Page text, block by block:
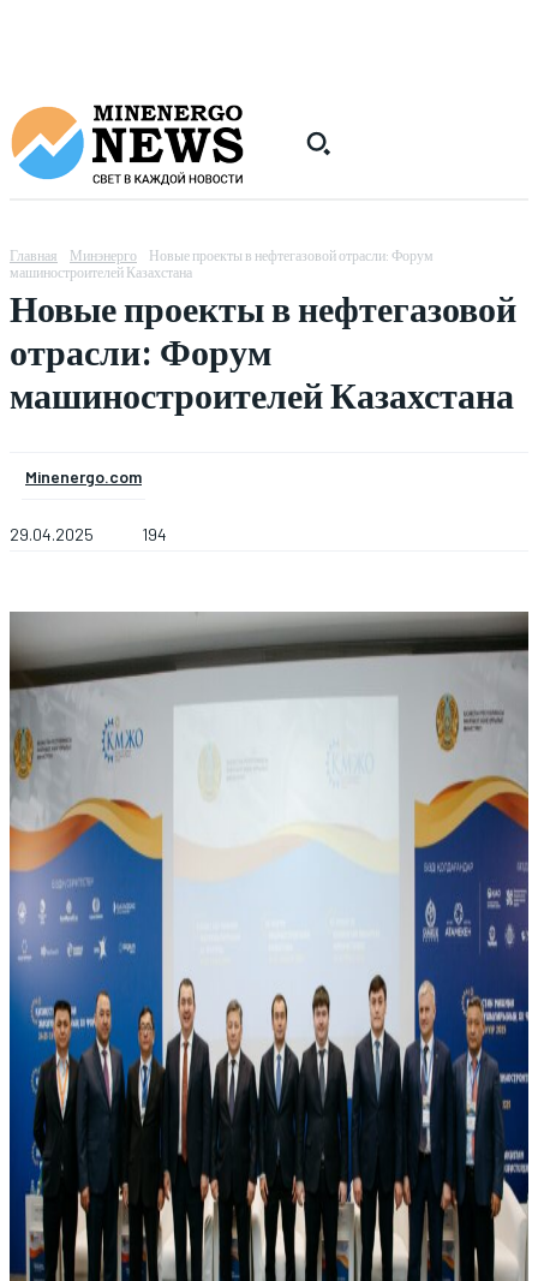
Главная Минэнерго
Новые проекты в нефтегазовой отрасли: Форум
машиностроителей Казахстана
Новые проекты в нефтегазовой
отрасли: Форум
машиностроителей Казахстана
Minenergo.com
29.04.2025 194